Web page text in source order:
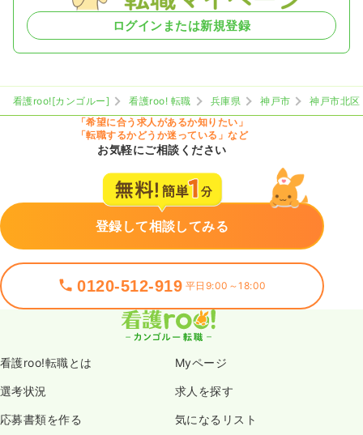
ログインまたは新規登録
看護roo![カンゴルー] 看護roo! 転職 兵庫県 神戸市
神戸市北区
「希望に合う求人があるか知りたい」
「転職するかどうか迷っている」など
お気軽にご相談ください
登録して相談してみる
0120-512-919 平日9:00～18:00
看護roo!転職とは Myページ
選考状況 求人を探す
応募書類を作る 気になるリスト